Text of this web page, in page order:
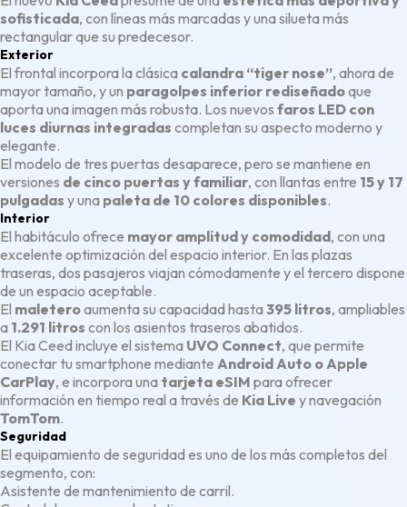
sofisticada, con líneas más marcadas y una silueta más
rectangular que su predecesor.
Exterior
El frontal incorpora la clásica calandra “tiger nose”, ahora de
mayor tamaño, y un paragolpes inferior rediseñadoque
aporta una imagen más robusta. Los nuevos faros LED con
luces diurnas integradas completan su aspecto moderno y
elegante.
El modelo de tres puertas desaparece, pero se mantiene en
versiones de cinco puertas y familiar, con llantas entre 15 y 17
pulgadas y una paleta de 10 colores disponibles.
Interior
El habitáculo ofrece mayor amplitud y comodidad, con una
excelente optimización del espacio interior. En las plazas
traseras, dos pasajeros viajan cómodamente y el tercero dispone
de un espacio aceptable.
El maleteroaumenta su capacidad hasta395 litros, ampliables
a 1.291 litros con los asientos traseros abatidos.
El Kia Ceed incluye el sistema UVO Connect, que permite
conectar tu smartphone mediante Android Auto o Apple
CarPlay, e incorpora una tarjeta eSIM para ofrecer
información en tiempo real a través de Kia Live y navegación
TomTom.
Seguridad
El equipamiento de seguridad es uno de los más completos del
segmento, con:
Asistente de mantenimiento de carril.